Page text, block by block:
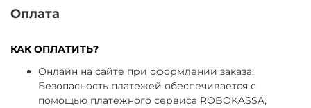
Оплата
КАК ОПЛАТИТЬ?
Онлайн на сайте при оформлении заказа.
Безопасность платежей обеспечивается с
помощью платежного сервиса ROBOKASSA,